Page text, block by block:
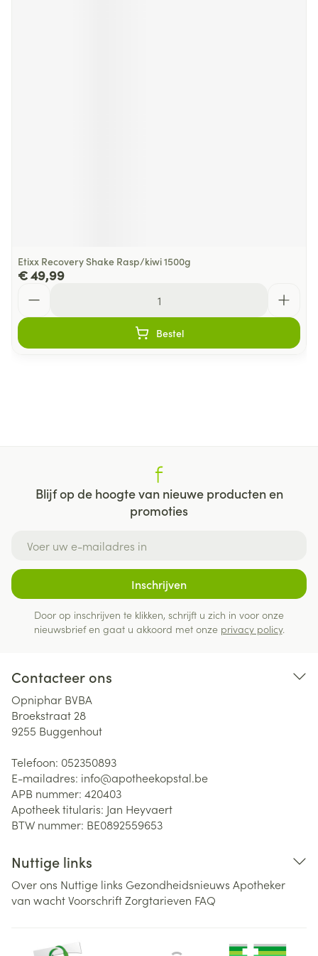
Etixx Recovery Shake Rasp/kiwi 1500g
€ 49,99
Bestel
Blijf op de hoogte van nieuwe producten en
promoties
Inschrijven
Door op inschrijven te klikken, schrijft u zich in voor onze
nieuwsbrief en gaat u akkoord met onze privacy policy.
Contacteer ons
Opniphar BVBA
Broekstraat 28
9255 Buggenhout
Telefoon: 052350893
E-mailadres: info@apotheekopstal.be
APB nummer: 420403
Apotheek titularis: Jan Heyvaert
BTW nummer: BE0892559653
Nuttige links
Over ons Nuttige links Gezondheidsnieuws Apotheker
van wachtVoorschriftZorgtarieven FAQ